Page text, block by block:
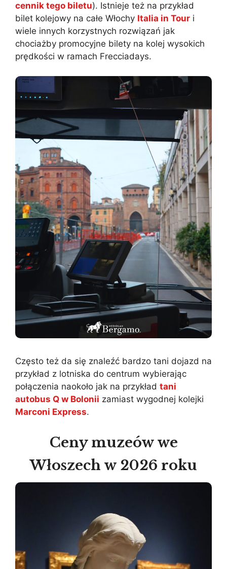
cennik tego biletu). Istnieje też na przykład
bilet kolejowy na całe Włochy Italia in Tour i
wiele innych korzystnych rozwiązań jak
chociażby promocyjne bilety na kolej wysokich
prędkości w ramach Frecciadays.
Często też da się znaleźć bardzo tani dojazd na
przykład z lotniska do centrum wybierając
połączenia naokoło jak na przykład tani
autobus Q w Bolonii zamiast wygodnej kolejki
Marconi Express.
Ceny muzeów we
Włoszech w 2026 roku